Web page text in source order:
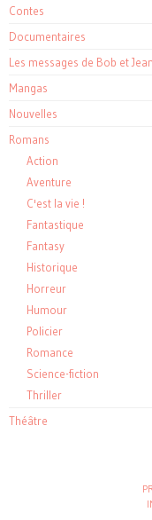
Contes
Documentaires
Les messages de Bob et
Mangas
Nouvelles
Romans
Action
Aventure
C'est la vie !
Fantastique
Fantasy
Historique
Horreur
Humour
Policier
Romance
Science-fiction
Thriller
Théâtre